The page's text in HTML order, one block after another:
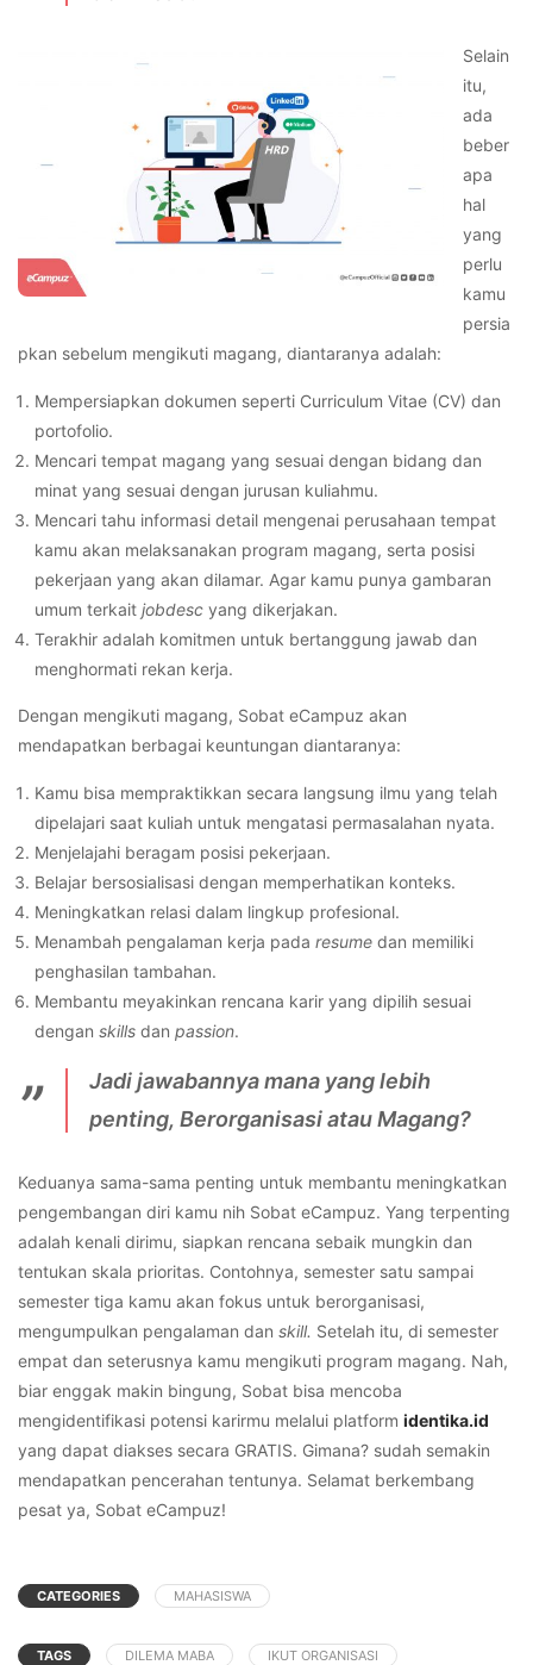
Selain
itu,
ada
beber
apa
hal
yang
perlu
kamu
persia
pkan sebelum mengikuti magang, diantaranya adalah:
Mempersiapkan dokumen seperti Curriculum Vitae (CV) dan
portofolio.
Mencari tempat magang yang sesuai dengan bidang dan
minat yang sesuai dengan jurusan kuliahmu.
Mencari tahu informasi detail mengenai perusahaan tempat
kamu akan melaksanakan program magang, serta posisi
pekerjaan yang akan dilamar. Agar kamu punya gambaran
umum terkait jobdesc yang dikerjakan.
Terakhir adalah komitmen untuk bertanggung jawab dan
menghormati rekan kerja.
Dengan mengikuti magang, Sobat eCampuz akan
mendapatkan berbagai keuntungan diantaranya:
Kamu bisa mempraktikkan secara langsung ilmu yang telah
dipelajari saat kuliah untuk mengatasi permasalahan nyata.
Menjelajahi beragam posisi pekerjaan.
Belajar bersosialisasi dengan memperhatikan konteks.
Meningkatkan relasi dalam lingkup profesional.
Menambah pengalaman kerja pada resume dan memiliki
penghasilan tambahan.
Membantu meyakinkan rencana karir yang dipilih sesuai
dengan skills dan passion.
Jadi jawabannya mana yang lebih
penting, Berorganisasi atau Magang?
Keduanya sama-sama penting untuk membantu meningkatkan
pengembangan diri kamu nih Sobat eCampuz. Yang terpenting
adalah kenali dirimu, siapkan rencana sebaik mungkin dan
tentukan skala prioritas. Contohnya, semester satu sampai
semester tiga kamu akan fokus untuk berorganisasi,
mengumpulkan pengalaman dan skill. Setelah itu, di semester
empat dan seterusnya kamu mengikuti program magang. Nah,
biar enggak makin bingung, Sobat bisa mencoba
mengidentifikasi potensi karirmu melalui platform identika.id
yang dapat diakses secara GRATIS. Gimana? sudah semakin
mendapatkan pencerahan tentunya. Selamat berkembang
pesat ya, Sobat eCampuz!
CATEGORIES MAHASISWA
TAGS DILEMA MABA IKUT ORGANISASI